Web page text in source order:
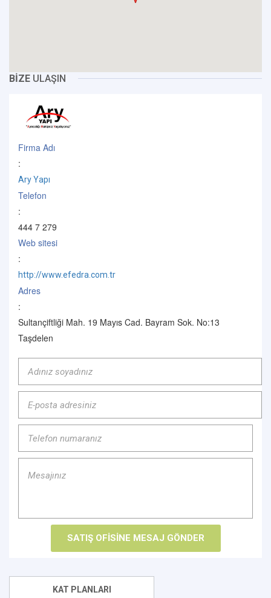
BİZE ULAŞIN
Firma Adı
:
Ary Yapı
Telefon
:
444 7 279
Web sitesi
:
http://www.efedra.com.tr
Adres
:
Sultançiftliği Mah. 19 Mayıs Cad. Bayram Sok. No:13
Taşdelen
KAT PLANLARI